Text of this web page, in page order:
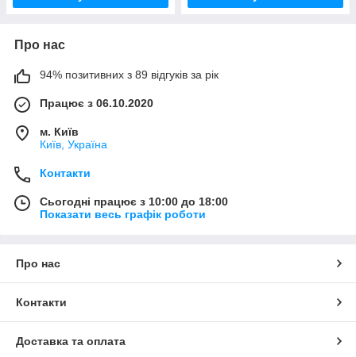
Про нас
94% позитивних з 89 відгуків за рік
Працює з 06.10.2020
м. Київ
Київ, Україна
Контакти
Сьогодні працює з 10:00 до 18:00
Показати весь графік роботи
Про нас
Контакти
Доставка та оплата